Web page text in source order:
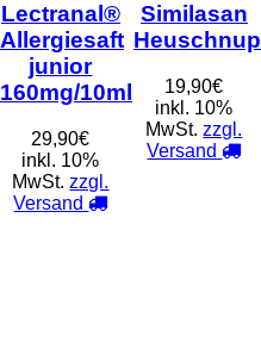
Lectranal®
Allergiesaft
junior
160mg/10ml
29,90€
inkl. 10%
MwSt.zzgl.
Versand
Similasan
19,90€
inkl. 10%
MwSt.zzgl.
Versand